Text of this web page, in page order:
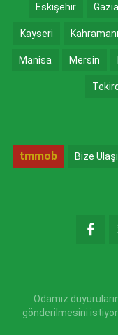
Eskişehir
Kayseri
Manisa Mersin
tmmob Bize
Odamız
gönderilmesini